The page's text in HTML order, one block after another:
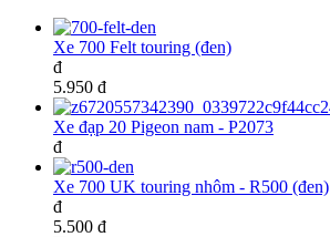
Xe 700 Felt touring (đen)
đ
5.950 đ
Xe đạp 20 Pigeon nam - P2073
đ
Xe 700 UK touring nhôm - R500 (đen)
đ
5.500 đ